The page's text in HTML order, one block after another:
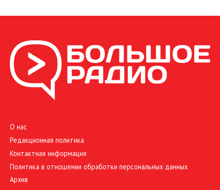
О нас
Редакционная политика
Контактная информация
Политика в отношении обработки персональных данных
Архив